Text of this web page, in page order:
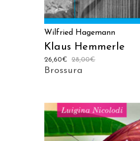
Wilfried Hagemann
Klaus Hemmerle
28,00€
26,60€
Brossura